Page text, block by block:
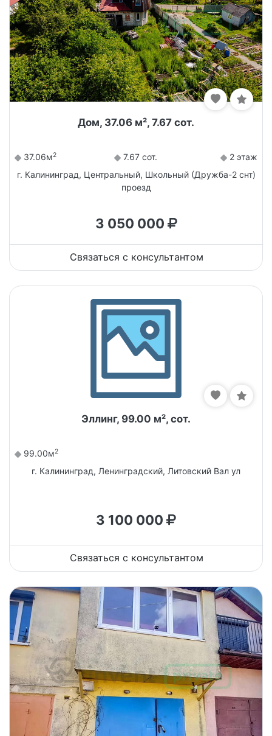
Дом, 37.06 м², 7.67 сот.
37.06м2 7.67 сот.
2 этаж
г. Калининград, Центральный, Школьный (Дружба-2 снт)
проезд
3 050 000
Связаться с консультантом
Эллинг, 99.00 м², сот.
99.00м2
г. Калининград, Ленинградский, Литовский Вал ул
3 100 000
Связаться с консультантом